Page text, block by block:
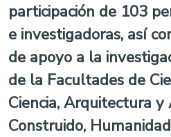
participación de 103
e investigadoras, así
de apoyo a la
de la Facultades de
Ciencia, Arquitectura
Construido,